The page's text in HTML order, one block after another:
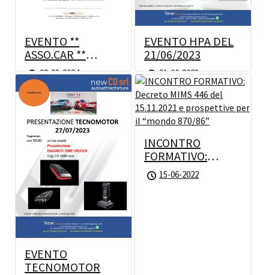
EVENTO **
ASSO.CAR **
28/03/2024
28-03-2024
EVENTO HPA DEL
21/06/2023
21-06-2023
EVENTO
TECNOMOTOR
INCONTRO
FORMATIVO:
Decreto MIMS 446
del 15.11.2021 e
15-06-2022